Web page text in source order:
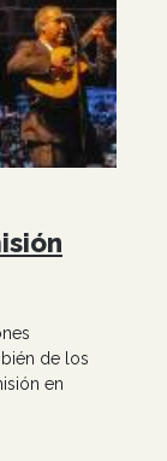
de los
en